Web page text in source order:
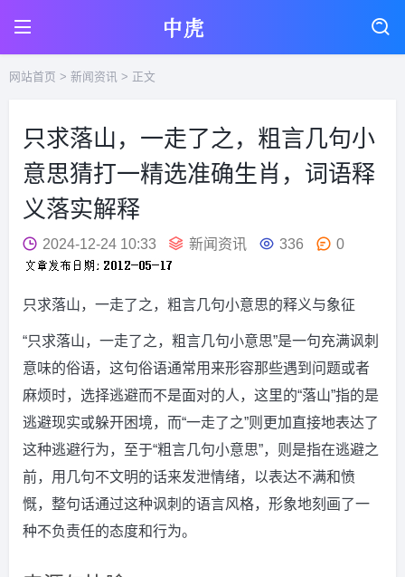
网站首页 > 新闻资讯 > 正文
只求落山，一走了之，粗言几句小
意思猜打一精选准确生肖，词语释
义落实解释
2024-12-24 10:33 新闻资讯 336 0
只求落山，一走了之，粗言几句小意思的释义与象征
“只求落山，一走了之，粗言几句小意思”是一句充满讽刺
意味的俗语，这句俗语通常用来形容那些遇到问题或者
麻烦时，选择逃避而不是面对的人，这里的“落山”指的是
逃避现实或躲开困境，而“一走了之”则更加直接地表达了
这种逃避行为，至于“粗言几句小意思”，则是指在逃避之
前，用几句不文明的话来发泄情绪，以表达不满和愤
慨，整句话通过这种讽刺的语言风格，形象地刻画了一
种不负责任的态度和行为。